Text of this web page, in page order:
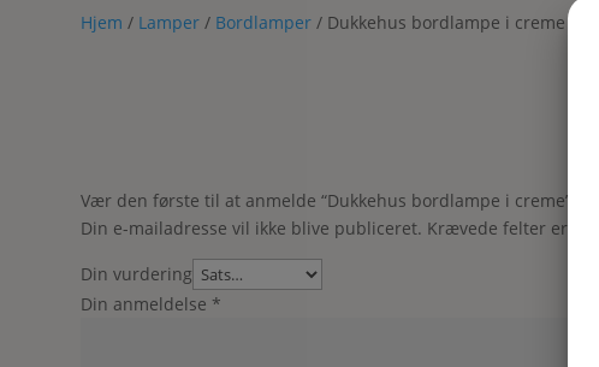
Hjem / Lamper / Bordlamper / Dukkehus bordlampe i creme
Vær den første til at anmelde “Dukkehus bordlampe i creme”
Din e-mailadresse vil ikke blive publiceret. Krævede felter er
Din vurdering
Din anmeldelse *